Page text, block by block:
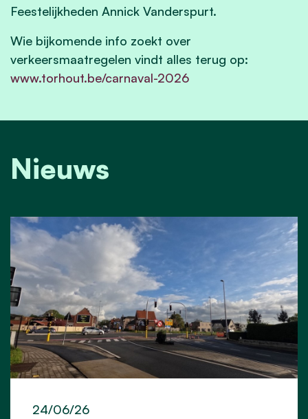
Feestelijkheden Annick Vanderspurt.
Wie bijkomende info zoekt over
verkeersmaatregelen vindt alles terug op:
www.torhout.be/carnaval-2026
Nieuws
24/06/26